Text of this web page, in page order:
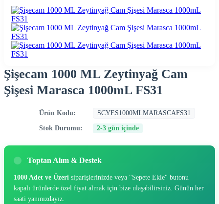
Şişecam 1000 ML Zeytinyağ Cam
Şişesi Marasca 1000mL FS31
Ürün Kodu: SCYES1000MLMARASCAFS31
Stok Durumu: 2-3 gün içinde
Toptan Alım & Destek
1000 Adet ve Üzeri siparişlerinizde veya "Sepete Ekle" butonu
kapalı ürünlerde özel fiyat almak için bize ulaşabilirsiniz. Günün her
saati yanınızdayız.